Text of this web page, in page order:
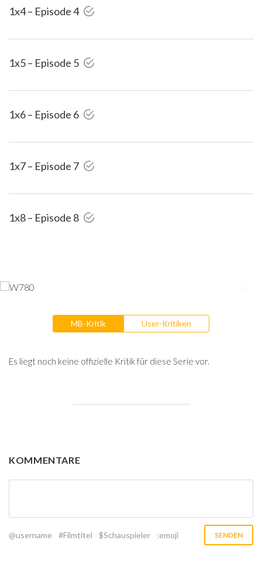
1x4 – Episode 4
1x5 – Episode 5
1x6 – Episode 6
1x7 – Episode 7
1x8 – Episode 8
MB-Kritik User-Kritiken
Es liegt noch keine offizielle Kritik für diese Serie vor.
KOMMENTARE
@username #Filmtitel $Schauspieler :emoji